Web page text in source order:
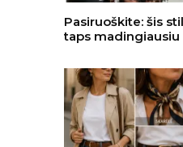
Pasiruoškite: šis
taps madingiausiu